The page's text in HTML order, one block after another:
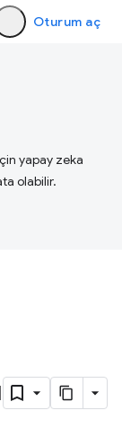
Oturum aç
yapay zeka
olabilir.